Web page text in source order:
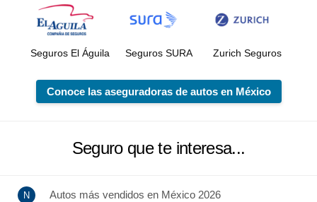
Seguros El Águila Seguros SURA Zurich Seguros
Conoce las aseguradoras de autos en México
Seguro que te interesa...
Autos más vendidos en México 2026